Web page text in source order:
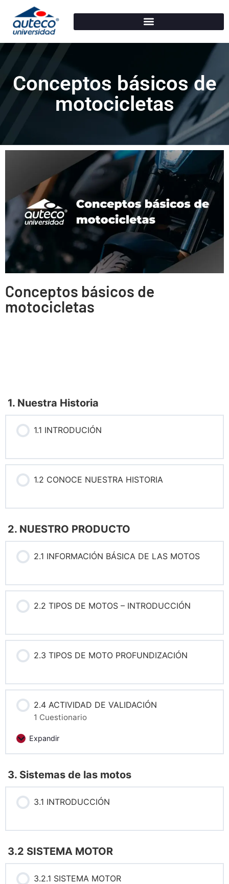
Conceptos básicos de
motocicletas
Conceptos básicos de
motocicletas
1. Nuestra Historia
1.1 INTRODUCIÓN
1.2 CONOCE NUESTRA HISTORIA
2. NUESTRO PRODUCTO
2.1 INFORMACIÓN BÁSICA DE LAS MOTOS
2.2 TIPOS DE MOTOS – INTRODUCCIÓN
2.3 TIPOS DE MOTO PROFUNDIZACIÓN
2.4 ACTIVIDAD DE VALIDACIÓN
1 Cuestionario
Expandir
3. Sistemas de las motos
3.1 INTRODUCCIÓN
3.2 SISTEMA MOTOR
3.2.1 SISTEMA MOTOR